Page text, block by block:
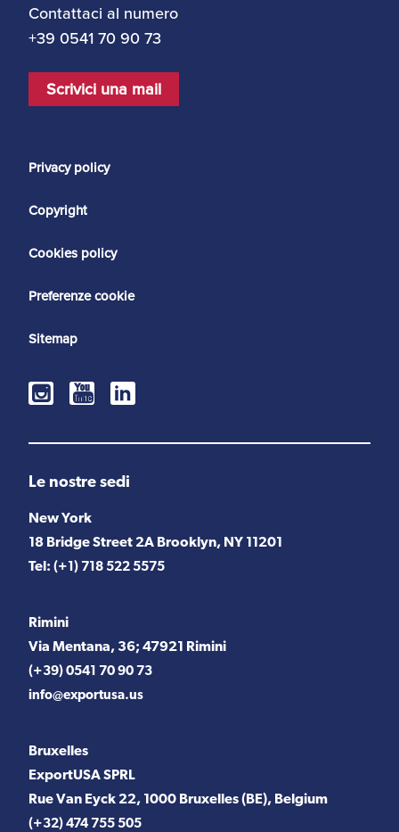
Contattaci al numero
+39 0541 70 90 73
Scrivici una mail
Privacy policy
Copyright
Cookies policy
Preferenze cookie
Sitemap
Le nostre sedi
New York
18 Bridge Street 2A Brooklyn, NY 11201
Tel: (+1) 718 522 5575
Rimini
Via Mentana, 36; 47921 Rimini
(+39) 0541 70 90 73
info@exportusa.us
Bruxelles
ExportUSA SPRL
Rue Van Eyck 22, 1000 Bruxelles (BE), Belgium
(+32) 474 755 505